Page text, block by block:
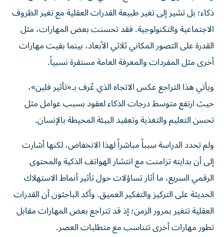
ذكاء؛ بل تشير إلى تغير طبيعة القدرات العقلية مع تغير الظروف
الاجتماعية والتكنولوجية. فقد تحسنت بعض المهارات، مثل
القدرة على التصور المكاني ثلاثي الأبعاد، بينما بقيت مهارات
أخرى مثل المفردات والمعرفة العامة مستقرة نسبياً.
ويأتي هذا التراجع عكس الاتجاه الذي عُرف بـ«تأثير فلين»،
حيث ارتفع متوسط درجات الذكاء لعقود بسبب عوامل مثل
تحسن التعليم والتغذية وتعقيد البيئة المحيطة بالإنسان.
ولم تحدد الدراسة سبباً مباشراً لهذا الانخفاض، لكنها أشارت
إلى أن بدايته تزامنت مع انتشار الهواتف الذكية والمحتوى
الرقمي السريع، ما أثار تساؤلات حول تأثير أنماط الاستهلاك
الحديثة على التركيز والتفكير العميق. وأكد الباحثون أن القدرات
العقلية تتغير بمرور الزمن؛ إذ قد تتراجع بعض المهارات مقابل
تطور مهارات أخرى تتناسب مع متطلبات العصر.